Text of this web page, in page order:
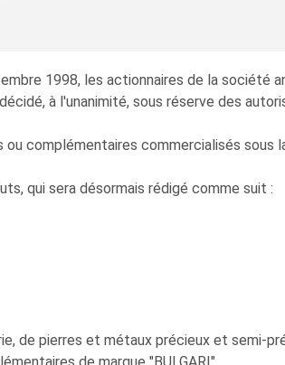
1998, les actionnaires de la société
à l'unanimité, sous réserve des
complémentaires commercialisés sous la
qui sera désormais rédigé comme suit :
de pierres et métaux précieux et semi-